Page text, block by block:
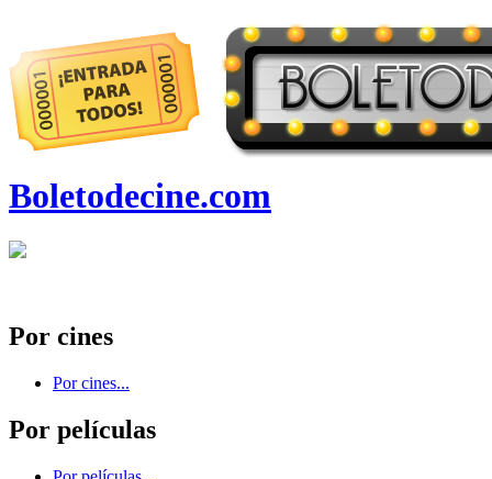
Boletodecine.com
Por cines
Por cines...
Por películas